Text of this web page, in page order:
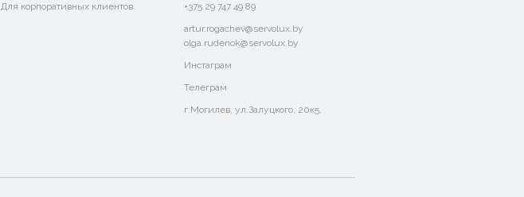
Для корпоративных клиентов
+375 29 747 49 89
artur.rogachev@servolux.by
olga.rudenok@servolux.by
Инстаграм
Телеграм
г.Могилев, ул.Залуцкого, 20к5.